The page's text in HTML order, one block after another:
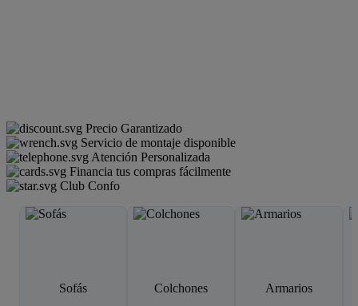
Precio Garantizado
Servicio de montaje disponible
Atención Personalizada
Financia tus compras fácilmente
Club Confo
Sofás Colchones Armarios